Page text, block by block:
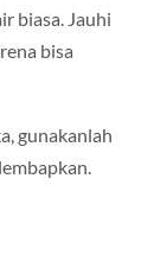
biasa. Jauhi
bisa
gunakanlah